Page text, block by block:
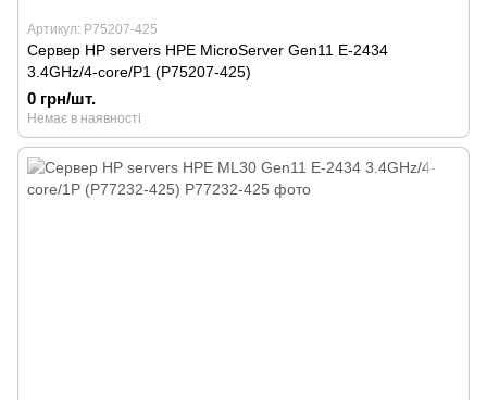
Артикул: P75207-425
Сервер HP servers HPE MicroServer Gen11 E-2434
3.4GHz/4-core/P1 (P75207-425)
0 грн/шт.
Немає в наявності